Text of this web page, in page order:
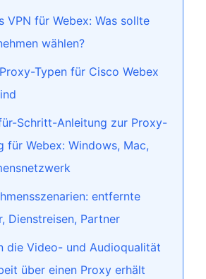
VPN für Webex: Was sollte
wählen?
Typen für Cisco Webex
Schritt-Anleitung zur Proxy-
für Webex: Windows, Mac,
entfernte
Dienstreisen, Partner
die Video- und Audioqualität
über einen Proxy erhält